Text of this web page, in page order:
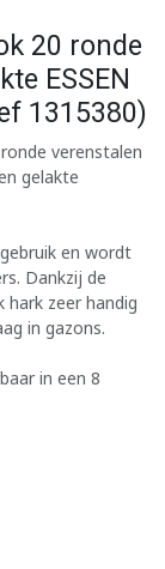
20 ronde
ESSEN
1315380)
verenstalen
gelakte
en wordt
Dankzij de
hark zeer handig
in gazons.
in een 8